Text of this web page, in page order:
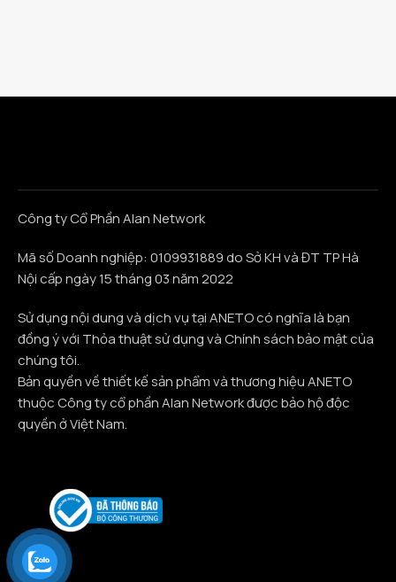
Công ty Cổ Phần Alan Network
Mã số Doanh nghiệp: 0109931889 do Sở KH và ĐT TP Hà
Nội cấp ngày 15 tháng 03 năm 2022
Sử dụng nội dung và dịch vụ tại ANETO có nghĩa là bạn
đồng ý với Thỏa thuật sử dụng và Chính sách bảo mật của
chúng tôi.
Bản quyền về thiết kế sản phẩm và thương hiệu ANETO
thuộc Công ty cổ phần Alan Network được bảo hộ độc
quyền ở Việt Nam.